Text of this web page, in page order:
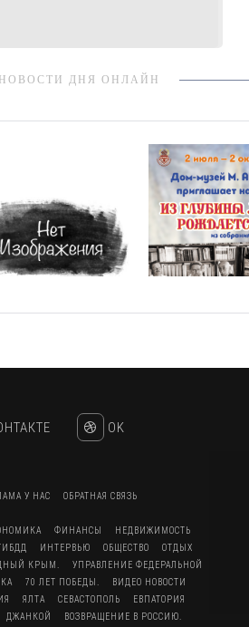
ДНЯ ОНЛАЙН
OK
У НАС ОБРАТНАЯ СВЯЗЬ
ФИНАНСЫ
НЕДВИЖИМОСТЬ
ИНТЕРВЬЮ ОБЩЕСТВО
ОТДЫХ
КРЫМ.
УПРАВЛЕНИЕ ФЕДЕРАЛЬНОЙ
70 ЛЕТ ПОБЕДЫ.
ВИДЕО НОВОСТИ
ЯЛТА СЕВАСТОПОЛЬ
ЕВПАТОРИЯ
ДЖАНКОЙ ВОЗВРАЩЕНИЕ В РОССИЮ.